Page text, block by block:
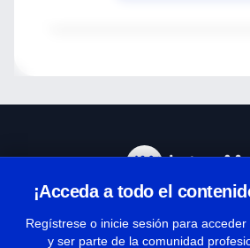
¡Acceda a todo el
Regístrese o inicie sesión para
y ser parte de la comunidad